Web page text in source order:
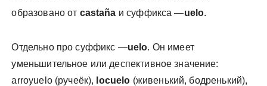
образовано от castaña и суффикса —uelo.
Отдельно про суффикс —uelo. Он имеет
уменьшительное или деспективное значение:
arroyuelo (ручеёк), locuelo (живенький, бодренький),